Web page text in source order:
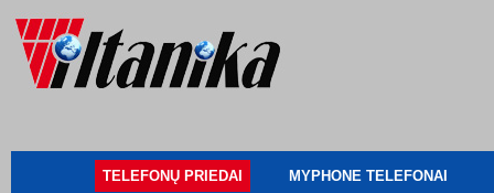
TELEFONŲ PRIEDAI MYPHONE TELEFONAI